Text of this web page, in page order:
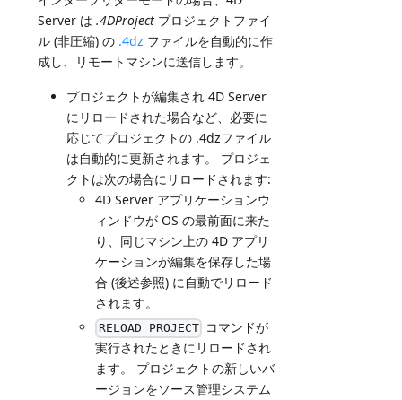
Server は.4DProject プロジェクトファイ
ル (非圧縮) の .4dz ファイルを自動的に作
成し、リモートマシンに送信します。
プロジェクトが編集され 4D Server
にリロードされた場合など、必要に
応じてプロジェクトの .4dzファイル
は自動的に更新されます。 プロジェ
クトは次の場合にリロードされます:
4D Server アプリケーションウ
ィンドウが OS の最前面に来た
り、同じマシン上の 4D アプリ
ケーションが編集を保存した場
合 (後述参照) に自動でリロード
されます。
RELOAD PROJECT コマンドが
実行されたときにリロードされ
ます。 プロジェクトの新しいバ
ージョンをソース管理システム